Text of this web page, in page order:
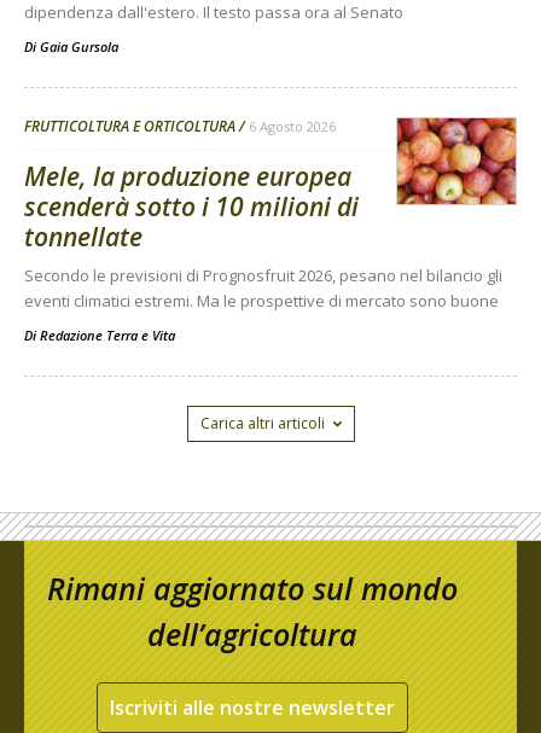
dipendenza dall'estero. Il testo passa ora al Senato
Di Gaia Gursola
FRUTTICOLTURA E ORTICOLTURA 6 Agosto 2026
Mele, la produzione europea
scenderà sotto i 10 milioni di
tonnellate
Secondo le previsioni di Prognosfruit 2026, pesano nel bilancio gli
eventi climatici estremi. Ma le prospettive di mercato sono buone
Di Redazione Terra e Vita
Carica altri articoli
Rimani aggiornato sul mondo
dell’agricoltura
Iscriviti alle nostre newsletter